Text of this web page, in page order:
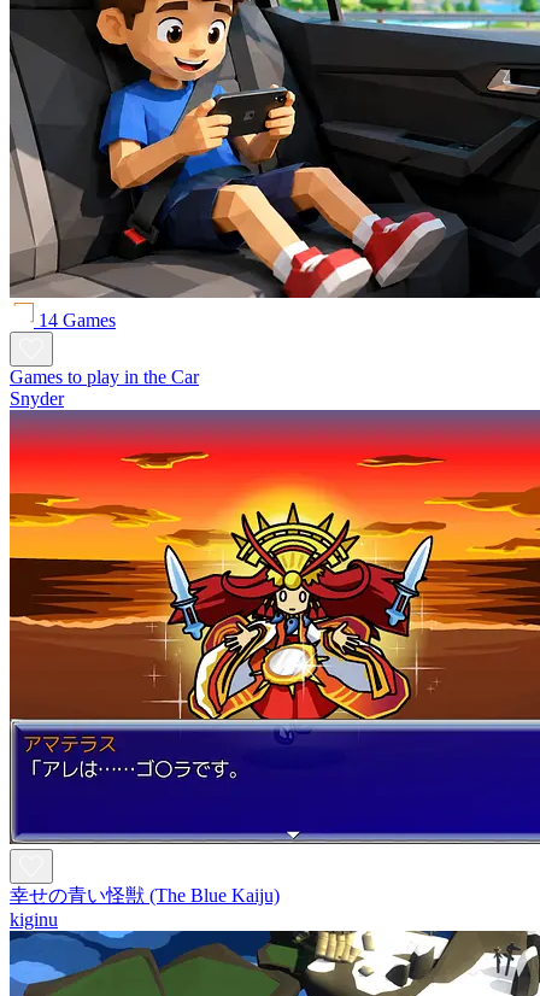
14 Games
Games to play in the Car
Snyder
幸せの青い怪獣 (The Blue Kaiju)
kiginu